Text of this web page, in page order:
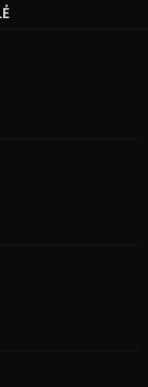
26: Tàu Ngầm Sắt Màu
Submarine (2023)
Art World Tales (2025)